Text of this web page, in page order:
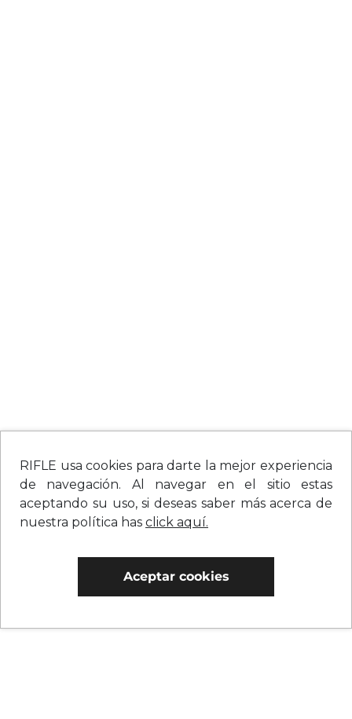
RIFLE usa cookies para darte la mejor experiencia
de navegación. Al navegar en el sitio estas
aceptando su uso, si deseas saber más acerca de
nuestra política has click aquí.
Aceptar cookies